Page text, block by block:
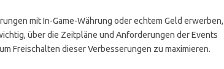
mit In-Game-Währung oder echtem Geld erwerben,
über die Zeitpläne und Anforderungen der Events
Freischalten dieser Verbesserungen zu maximieren.